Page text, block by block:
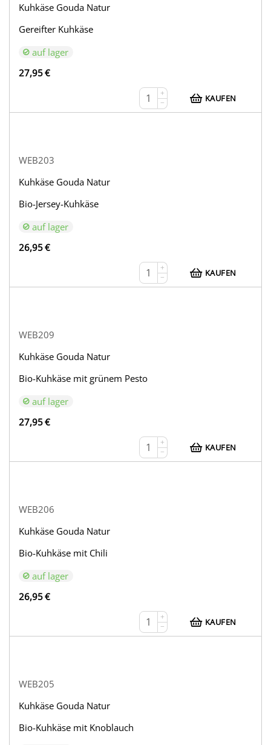
Kuhkäse Gouda Natur
Gereifter Kuhkäse
auf lager
27,95€
+
−
KAUFEN
WEB203
Kuhkäse Gouda Natur
Bio-Jersey-Kuhkäse
auf lager
26,95€
+
−
KAUFEN
WEB209
Kuhkäse Gouda Natur
Bio-Kuhkäse mit grünem Pesto
auf lager
27,95€
+
−
KAUFEN
WEB206
Kuhkäse Gouda Natur
Bio-Kuhkäse mit Chili
auf lager
26,95€
+
−
KAUFEN
WEB205
Kuhkäse Gouda Natur
Bio-Kuhkäse mit Knoblauch